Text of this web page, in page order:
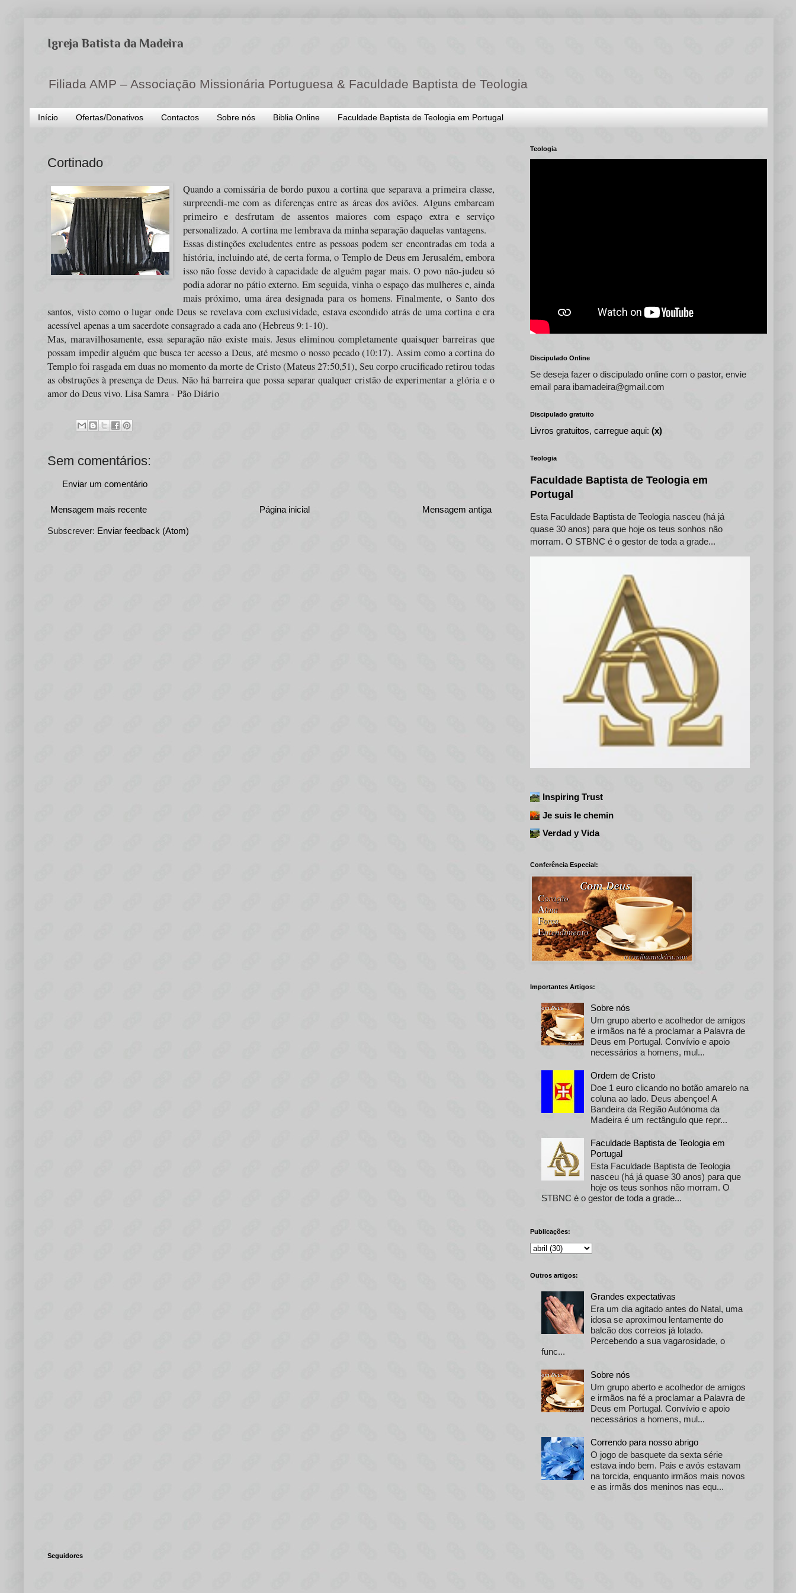
Igreja Batista da Madeira
Filiada AMP – Associação Missionária Portuguesa & Faculdade Baptista de Teologia
Início Ofertas/Donativos Contactos Sobre nós Biblia Online Faculdade Baptista de Teologia em Portugal
Cortinado
Quando a comissária de bordo puxou a cortina que separava a primeira classe,
surpreendi-me com as diferenças entre as áreas dos aviões. Alguns embarcam
primeiro e desfrutam de assentos maiores com espaço extra e serviço
personalizado. A cortina me lembrava da minha separação daquelas vantagens.
Essas distinções excludentes entre as pessoas podem ser encontradas em toda a
história, incluindo até, de certa forma, o Templo de Deus em Jerusalém, embora
isso não fosse devido à capacidade de alguém pagar mais. O povo não-judeu só
podia adorar no pátio externo. Em seguida, vinha o espaço das mulheres e, ainda
mais próximo, uma área designada para os homens. Finalmente, o Santo dos
santos, visto como o lugar onde Deus se revelava com exclusividade, estava escondido atrás de uma cortina e era
acessível apenas a um sacerdote consagrado a cada ano (Hebreus 9:1-10).
Mas, maravilhosamente, essa separação não existe mais. Jesus eliminou completamente quaisquer barreiras que
possam impedir alguém que busca ter acesso a Deus, até mesmo o nosso pecado (10:17). Assim como a cortina do
Templo foi rasgada em duas no momento da morte de Cristo (Mateus 27:50,51), Seu corpo crucificado retirou todas
as obstruções à presença de Deus. Não há barreira que possa separar qualquer cristão de experimentar a glória e o
amor do Deus vivo. Lisa Samra - Pão Diário
Sem comentários:
Enviar um comentário
Mensagem mais recente Mensagem antiga
Página inicial
Subscrever: Enviar feedback (Atom)
Teologia
Discipulado Online
Se deseja fazer o discipulado online com o pastor, envie
email para ibamadeira@gmail.com
Discipulado gratuito
Livros gratuitos, carregue aqui: (x)
Teologia
Faculdade Baptista de Teologia em
Portugal
Esta Faculdade Baptista de Teologia nasceu (há já
quase 30 anos) para que hoje os teus sonhos não
morram. O STBNC é o gestor de toda a grade...
Inspiring Trust
Je suis le chemin
Verdad y Vida
Conferência Especial:
Importantes Artigos:
Sobre nós
Um grupo aberto e acolhedor de amigos
e irmãos na fé a proclamar a Palavra de
Deus em Portugal. Convívio e apoio
necessários a homens, mul...
Ordem de Cristo
Doe 1 euro clicando no botão amarelo na
coluna ao lado. Deus abençoe! A
Bandeira da Região Autónoma da
Madeira é um rectângulo que repr...
Faculdade Baptista de Teologia em
Portugal
Esta Faculdade Baptista de Teologia
nasceu (há já quase 30 anos) para que
hoje os teus sonhos não morram. O
STBNC é o gestor de toda a grade...
Publicações:
Outros artigos:
Grandes expectativas
Era um dia agitado antes do Natal, uma
idosa se aproximou lentamente do
balcão dos correios já lotado.
Percebendo a sua vagarosidade, o
func...
Sobre nós
Um grupo aberto e acolhedor de amigos
e irmãos na fé a proclamar a Palavra de
Deus em Portugal. Convívio e apoio
necessários a homens, mul...
Correndo para nosso abrigo
O jogo de basquete da sexta série
estava indo bem. Pais e avós estavam
na torcida, enquanto irmãos mais novos
e as irmãs dos meninos nas equ...
Seguidores